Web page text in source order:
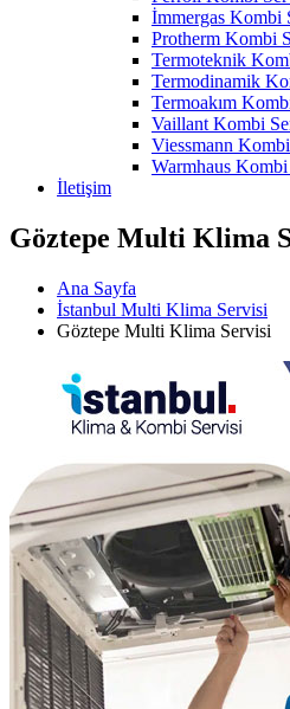
İmmergas Kombi
Protherm Kombi
Termoteknik
Termodinamik
Termoakım
Vaillant Kombi
Viessmann
Warmhaus
İletişim
Göztepe Multi Klima
Ana Sayfa
İstanbul Multi Klima Servisi
Göztepe Multi Klima Servisi